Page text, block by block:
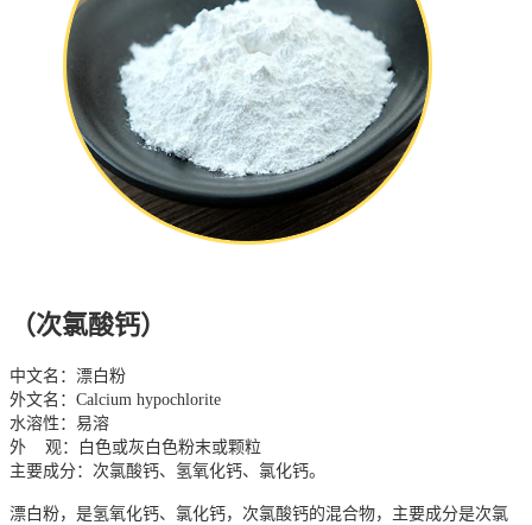
（次氯酸钙）
中文名：漂白粉
外文名：Calcium hypochlorite
水溶性：易溶
外 观：白色或灰白色粉末或颗粒
主要成分：次氯酸钙、氢氧化钙、氯化钙。
漂白粉，是氢氧化钙、氯化钙，次氯酸钙的混合物，主要成分是次氯